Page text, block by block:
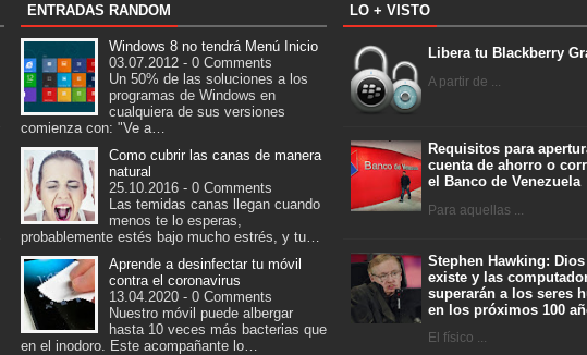
ENTRADAS RANDOM
Windows 8 no tendrá Menú Inicio
03.07.2012 - 0 Comments
Un 50% de las soluciones a los
programas de Windows en
cualquiera de sus versiones
comienza con: "Ve a…
Como cubrir las canas de manera
natural
25.10.2016 - 0 Comments
Las temidas canas llegan cuando
menos te lo esperas,
probablemente estés bajo mucho estrés, y tu…
Aprende a desinfectar tu móvil
contra el coronavirus
13.04.2020 - 0 Comments
Nuestro móvil puede albergar
hasta 10 veces más bacterias que
en el inodoro. Este acompañante lo…
LO + VISTO
Libera tu Blackberry
A partir de ...
Requisitos para
cuenta de ahorro o
el Banco de Venezuela
Para aquellas ...
Stephen Hawking:
existe y las
superarán a los seres
en los próximos 100
El físico ...